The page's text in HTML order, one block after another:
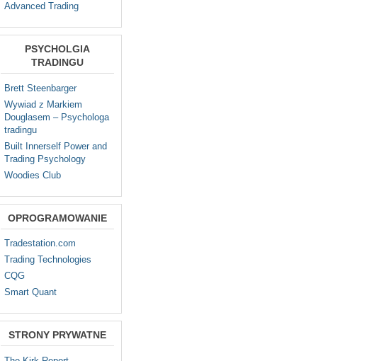
Advanced Trading
PSYCHOLGIA
TRADINGU
Brett Steenbarger
Wywiad z Markiem
Douglasem – Psychologa
tradingu
Built Innerself Power and
Trading Psychology
Woodies Club
OPROGRAMOWANIE
Tradestation.com
Trading Technologies
CQG
Smart Quant
STRONY PRYWATNE